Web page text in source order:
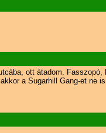
ott átadom. Fasszopó,
a Sugarhill Gang-et ne